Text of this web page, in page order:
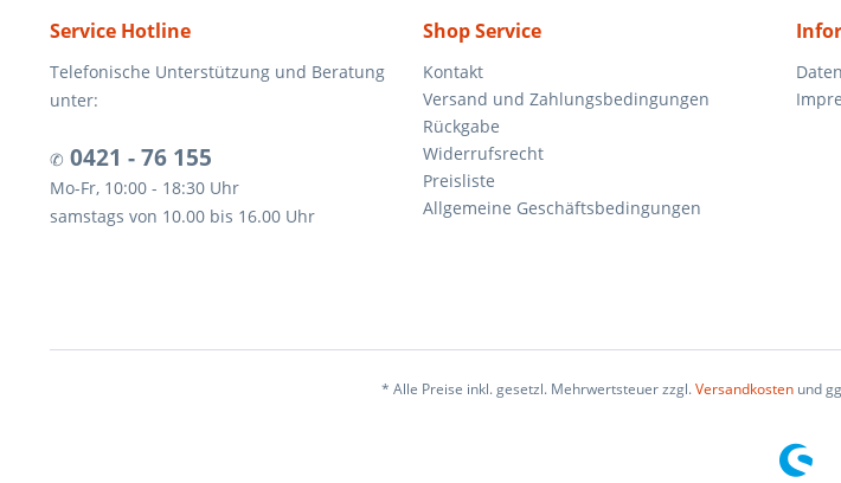
Service Hotline
Telefonische Unterstützung und Beratung
unter:
✆ 0421 - 76 155
Mo-Fr, 10:00 - 18:30 Uhr
samstags von 10.00 bis 16.00 Uhr
Shop Service
Kontakt
Versand und Zahlungsbedingungen
Rückgabe
Widerrufsrecht
Preisliste
Allgemeine Geschäftsbedingungen
* Alle Preise inkl. gesetzl. Mehrwertsteuer zzgl.Versandkostenund